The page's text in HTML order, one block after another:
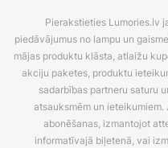
Pierakstieties Lumories.lv
piedāvājumus no lampu un
mājas produktu klāsta, atlaižu
akciju paketes, produktu
sadarbības partneru saturu
atsauksmēm un
abonēšanas, izmantojot
informatīvajā biļetenā, vai